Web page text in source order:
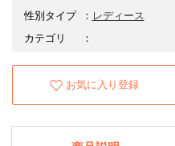
性別タイプ
： レディース
カテゴリ
：
お気に入り登録